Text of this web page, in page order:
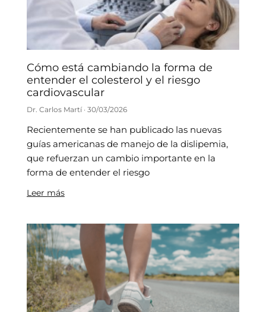
Cómo está cambiando la forma de
entender el colesterol y el riesgo
cardiovascular
Dr. Carlos Martí 30/03/2026
Recientemente se han publicado las nuevas
guías americanas de manejo de la dislipemia,
que refuerzan un cambio importante en la
forma de entender el riesgo
Leer más